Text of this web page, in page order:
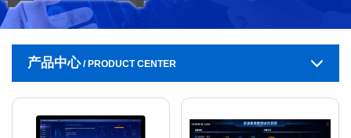
产品中心/ PRODUCT CENTER